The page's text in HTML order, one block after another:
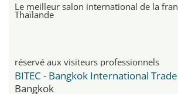
Le meilleur salon international de la
Thaïlande
réservé aux visiteurs professionnels
Bangkok